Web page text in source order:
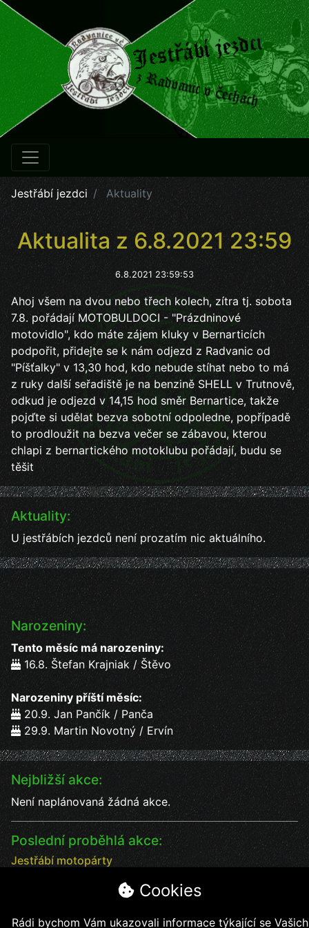
Jestřábí jezdci Aktuality
Aktuality:
U jestřábích jezdců není prozatím nic aktuálního.
Aktualita z 6.8.2021 23:59
6.8.2021 23:59:53
Ahoj všem na dvou nebo třech kolech, zítra tj. sobota
7.8. pořádají MOTOBULDOCI - "Prázdninové
motovidlo", kdo máte zájem kluky v Bernarticích
podpořit, přidejte se k nám odjezd z Radvanic od
"Píšťalky" v 13,30 hod, kdo nebude stíhat nebo to má
z ruky další seřadiště je na benzině SHELL v Trutnově,
odkud je odjezd v 14,15 hod směr Bernartice, takže
pojďte si udělat bezva sobotní odpoledne, popřípadě
to prodloužit na bezva večer se zábavou, kterou
chlapi z bernartického motoklubu pořádají, budu se
těšit
Narozeniny:
Tento měsíc má narozeniny:
16.8. Štefan Krajniak / Štěvo
Narozeniny příští měsíc:
20.9. Jan Pančík / Panča
29.9. Martin Novotný / Ervín
Nejbližší akce:
Není naplánovaná žádná akce.
Poslední proběhlá akce:
Jestřábí motopárty
Jestřábí motopárty od 18 - 20.7. vystoupení kapel
Čas:
Cookies
Rádi bychom Vám ukazovali informace týkající se Vašich